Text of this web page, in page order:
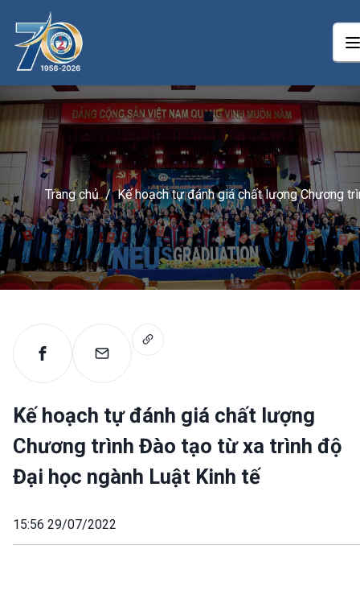
Trang chủ / Kế hoạch tự đánh giá chất lượng Chương
Đào tạo từ xa trình độ Đại học ngành Luật
Kinh tế
Kế hoạch tự đánh giá chất lượng
Chương trình Đào tạo từ xa trình độ
Đại học ngành Luật Kinh tế
15:56 29/07/2022